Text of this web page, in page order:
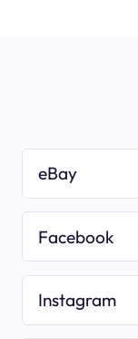
eBay
Facebook
Instagram